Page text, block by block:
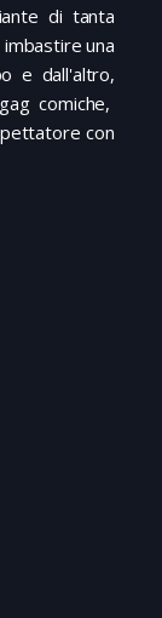
di tanta
una
e dall'altro,
comiche,
con